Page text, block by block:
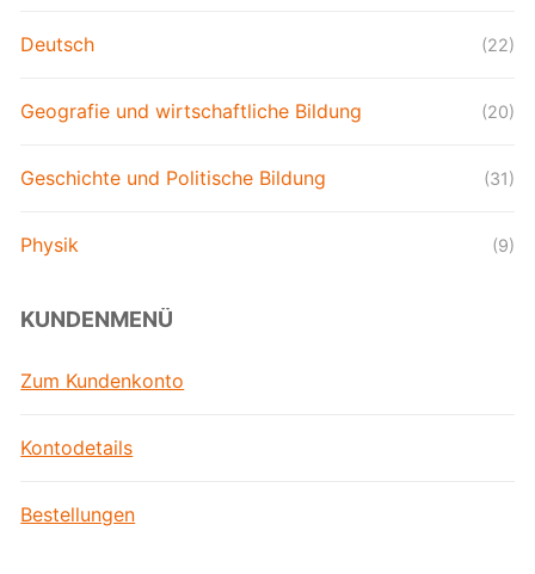
Deutsch (22)
Geografie und wirtschaftliche Bildung (20)
Geschichte und Politische Bildung (31)
Physik (9)
KUNDENMENÜ
Zum Kundenkonto
Kontodetails
Bestellungen